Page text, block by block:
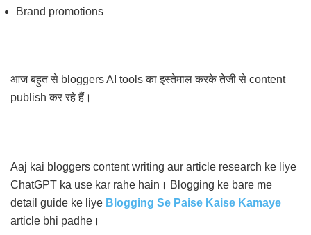
Brand promotions
आज बहुत से bloggers AI tools का इस्तेमाल करके तेजी से content
publish कर रहे हैं।
Aaj kai bloggers content writing aur article research ke liye
ChatGPT ka use kar rahe hain। Blogging ke bare me
detail guide ke liye Blogging Se Paise Kaise Kamaye⁠
article bhi padhe।